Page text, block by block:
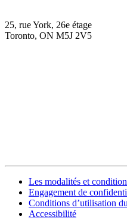
25, rue York, 26e étage
Toronto, ON M5J 2V5
Les modalités et
Engagement de
Conditions d’utilisation
Accessibilité